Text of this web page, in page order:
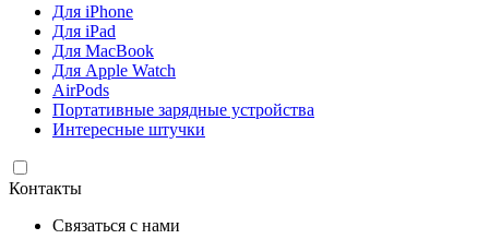
Для iPhone
Для iPad
Для MacBook
Для Apple Watch
AirPods
Портативные зарядные устройства
Интересные штучки
Контакты
Связаться с нами